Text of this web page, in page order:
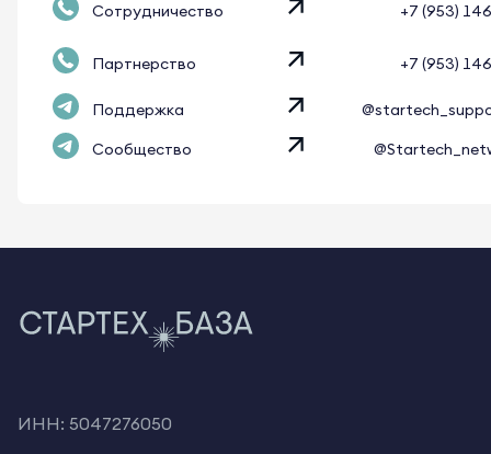
Сотрудничество +7 (953)
Партнерство +7 (953)
Поддержка
Сообщество
ИНН: 5047276050